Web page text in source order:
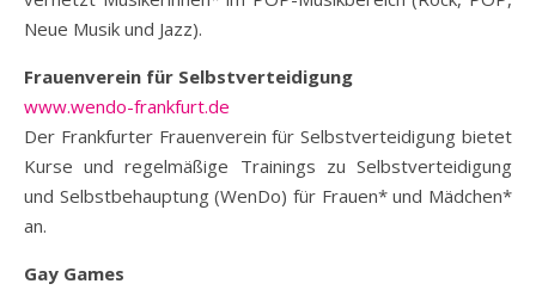
Neue Musik und Jazz).
Frauenverein für Selbstverteidigung
www.wendo-frankfurt.de
Der Frankfurter Frauenverein für Selbstverteidigung bietet
Kurse und regelmäßige Trainings zu Selbstverteidigung
und Selbstbehauptung (WenDo) für Frauen* und Mädchen*
an.
Gay Games